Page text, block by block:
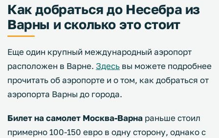
Как добраться до Несебра из
Варны и сколько это стоит
Еще один крупный международный аэропорт
расположен в Варне. Здесь вы можете подробнее
прочитать об аэропорте и о том, как добраться от
аэропорта Варны до города.
Билет на самолет Москва-Варна раньше стоил
примерно 100-150 евро в одну сторону, однако с